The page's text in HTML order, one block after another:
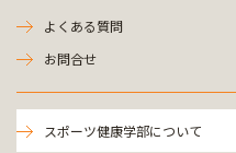
よくある質問
お問合せ
スポーツ健康学部について